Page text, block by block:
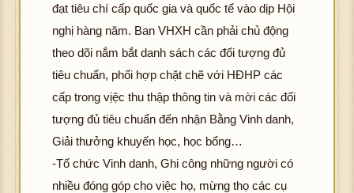
đạt tiêu chí cấp quốc gia và quốc tế vào dịp Hội
nghị hàng năm. Ban VHXH cần phải chủ động
theo dõi nắm bắt danh sách các đối tượng đủ
tiêu chuẩn, phối hợp chặt chẽ với HĐHP các
cấp trong vịệc thu thập thông tin và mời các đối
tượng đủ tiêu chuẩn đến nhận Bằng Vinh danh,
Giải thưởng khuyến học, học bổng…
-Tổ chức Vinh danh, Ghi công những người có
nhiều đóng góp cho việc họ, mừng thọ các cụ